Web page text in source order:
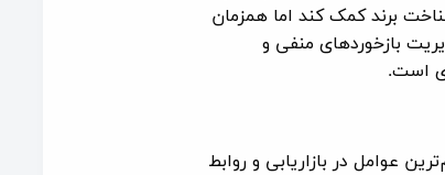
برند کمک کند اما همزمان
بازخوردهای منفی و
است.
عوامل در بازاریابی و روابط